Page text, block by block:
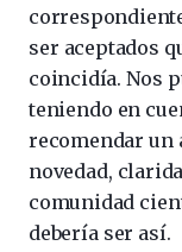
ser aceptados
coincidía. Nos
teniendo en
recomendar un
novedad,
comunidad
debería ser así.